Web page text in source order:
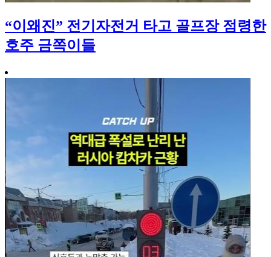
“이왜진” 전기자전거 타고 골프장 점령한
호주 금쪽이들